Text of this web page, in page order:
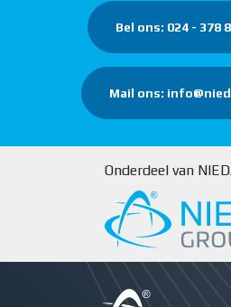
Bel ons: 024 - 378
Mail ons:
Onderdeel van